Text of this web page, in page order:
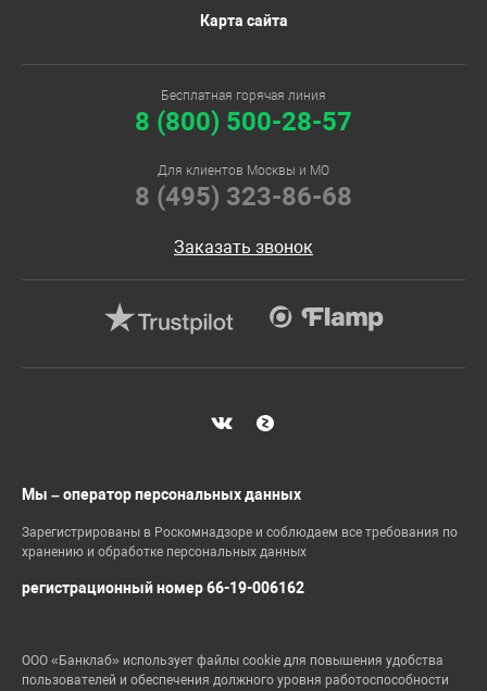
Карта сайта
Бесплатная горячая линия
8 (800) 500-28-57
Для клиентов Москвы и МО
8 (495) 323-86-68
Заказать звонок
Мы – оператор персональных данных
Зарегистрированы в Роскомнадзоре и соблюдаем все требования по
хранению и обработке персональных данных
регистрационный номер 66-19-006162
ООО «Банклаб» использует файлы cookie для повышения удобства
пользователей и обеспечения должного уровня работоспособности